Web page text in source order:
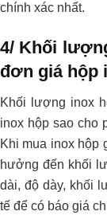
chính xác nhất.
4/ Khối
đơn giá hộp
Khối lượng inox
inox hộp sao cho
Khi mua inox hộp
hưởng đến khối
dài, độ dày, khối
tế để có báo giá